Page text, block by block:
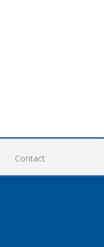
Contact